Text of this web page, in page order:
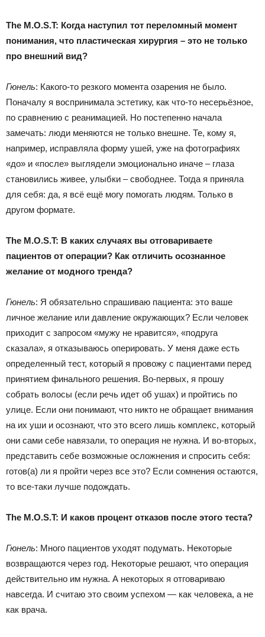
The M.O.S.T: Когда наступил тот переломный момент
понимания, что пластическая хирургия – это не только
про внешний вид?
Гюнель: Какого-то резкого момента озарения не было.
Поначалу я воспринимала эстетику, как что-то несерьёзное,
по сравнению с реанимацией. Но постепенно начала
замечать: люди меняются не только внешне. Те, кому я,
например, исправляла форму ушей, уже на фотографиях
«до» и «после» выглядели эмоционально иначе – глаза
становились живее, улыбки – свободнее. Тогда я приняла
для себя: да, я всё ещё могу помогать людям. Только в
другом формате.
The M.O.S.T: В каких случаях вы отговариваете
пациентов от операции? Как отличить осознанное
желание от модного тренда?
Гюнель: Я обязательно спрашиваю пациента: это ваше
личное желание или давление окружающих? Если человек
приходит с запросом «мужу не нравится», «подруга
сказала», я отказываюсь оперировать. У меня даже есть
определенный тест, который я провожу с пациентами перед
принятием финального решения. Во-первых, я прошу
собрать волосы (если речь идет об ушах) и пройтись по
улице. Если они понимают, что никто не обращает внимания
на их уши и осознают, что это всего лишь комплекс, который
они сами себе навязали, то операция не нужна. И во-вторых,
представить себе возможные осложнения и спросить себя:
готов(а) ли я пройти через все это? Если сомнения остаются,
то все-таки лучше подождать.
The M.O.S.T: И каков процент отказов после этого теста?
Гюнель: Много пациентов уходят подумать. Некоторые
возвращаются через год. Некоторые решают, что операция
действительно им нужна. А некоторых я отговариваю
навсегда. И считаю это своим успехом — как человека, а не
как врача.